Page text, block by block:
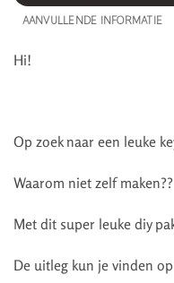
AANVULLENDE INFORMATIE
Hi!
Op zoek naar een leuke
Waarom niet zelf maken??
Met dit super leuke diy
De uitleg kun je vinden